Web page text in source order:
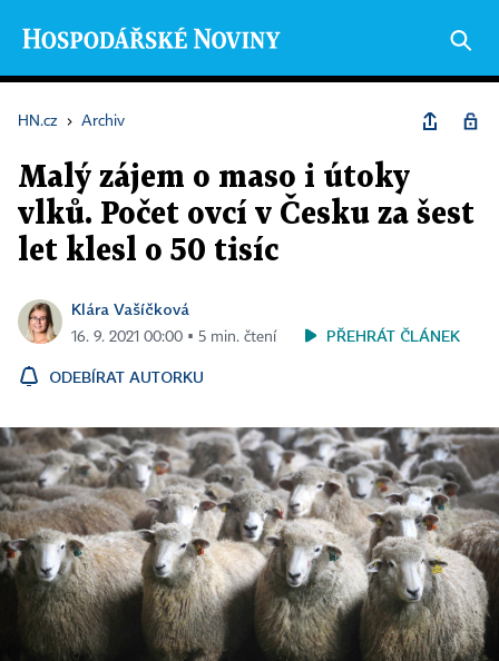
HN.cz › Archiv
Malý zájem o maso i útoky
vlků. Počet ovcí v Česku za šest
let klesl o 50 tisíc
Klára Vašíčková
16. 9. 2021 00:00 ▪ 5 min. čtení PŘEHRÁT ČLÁNEK
ODEBÍRAT AUTORKU